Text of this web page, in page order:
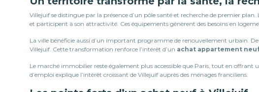
Villejuif se distingue par la présence d’un pôle santé et recherche de premier
et participent à son attractivité. Ces équipements génèrent des besoins en
La ville bénéficie aussi d’un important programme de renouvellement urbain.
Villejuif. Cette transformation renforce l’intérêt d’un achat appartement
Le marché immobilier reste également plus accessible que Paris, tout en
d’emploi explique l’intérêt croissant de Villejuif auprès des ménages franciliens.